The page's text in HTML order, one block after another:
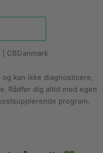
CBDanmark
kan ikke diagnosticere,
Rådfør dig altid med egen
program.